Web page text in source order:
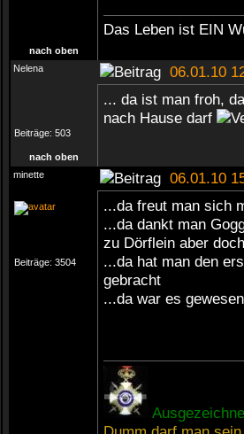
Das Leben ist EIN
nach oben
Nelena
06.01.10
Beiträge: 503
... da ist man froh,
nach Hause darf
nach oben
minette
06.01.10
Beiträge: 3504
...da freut man sich
...da dankt man
zu Dörflein aber
...da hat man den
gebracht
...da war es